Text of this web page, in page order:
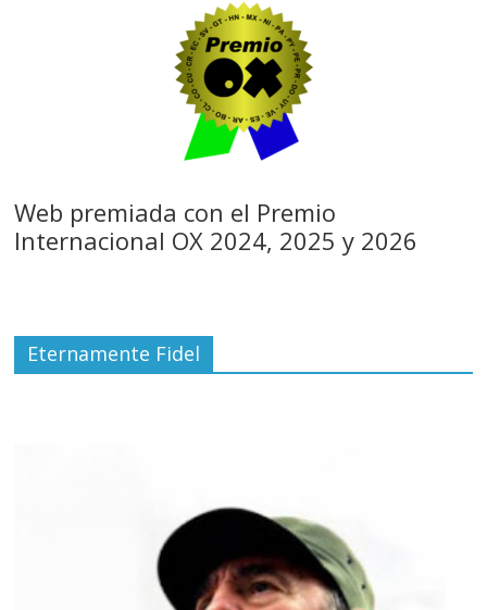
Web premiada con el Premio
Internacional OX 2024, 2025 y 2026
Eternamente Fidel